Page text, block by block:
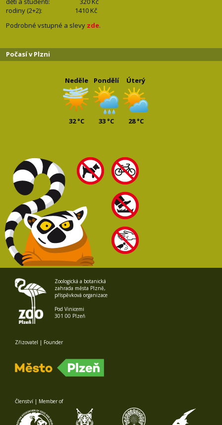
rodiny (2+2): 1410 Kč
Podrobné vstupné a slevy zde.
Počasí v Plzni
Neděle
32 °C
Pondělí
33 °C
Úterý
28 °C
Zoologická a botanická
zahrada města Plzně,
příspěvková organizace
Pod Vinicemi
301 00 Plzeň
Zřizovatel | Founder
Členství | Member of